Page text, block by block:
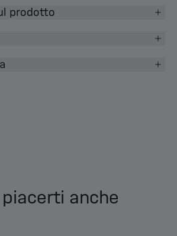
prodotto
anche